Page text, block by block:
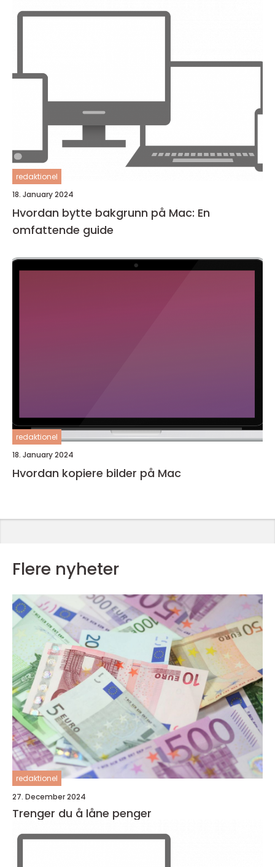
redaktionel
18. January 2024
Hvordan bytte bakgrunn på Mac: En
omfattende guide
redaktionel
18. January 2024
Hvordan kopiere bilder på Mac
Flere nyheter
redaktionel
27. December 2024
Trenger du å låne penger